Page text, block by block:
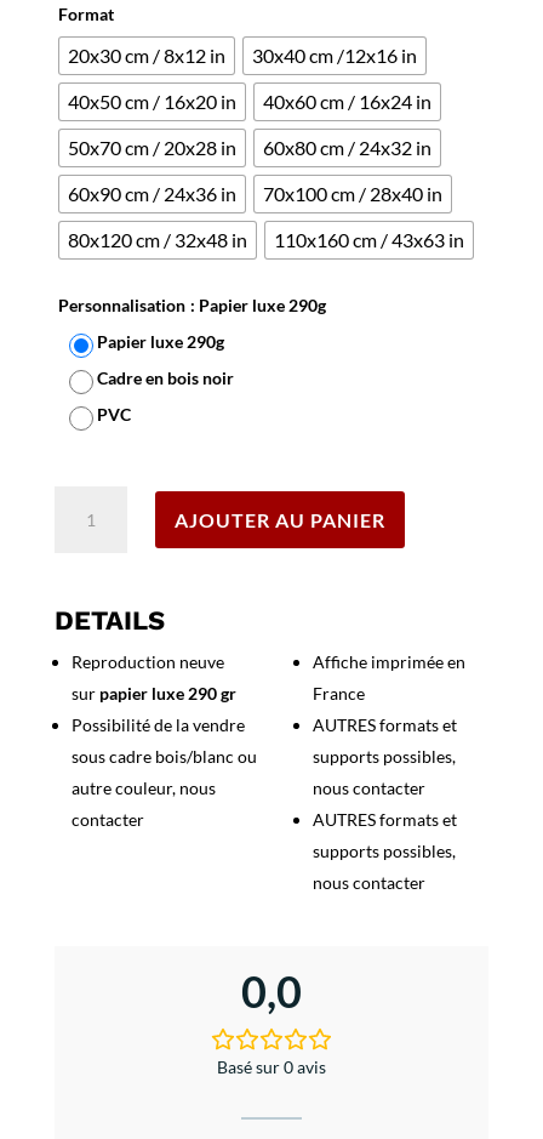
Format
20x30 cm / 8x12 in
30x40 cm /12x16 in
40x50 cm / 16x20 in
40x60 cm / 16x24 in
50x70 cm / 20x28 in
60x80 cm / 24x32 in
60x90 cm / 24x36 in
70x100 cm / 28x40 in
80x120 cm / 32x48 in
110x160 cm / 43x63 in
Personnalisation : Papier luxe 290g
Papier luxe 290g
Cadre en bois noir
PVC
Ile
Mer
Bretagne
AJOUTER AU PANIER
DETAILS
Reproduction neuve
sur papier luxe 290 gr
Possibilité de la vendre
sous cadre bois/blanc ou
autre couleur, nous
contacter
Affiche imprimée en
France
AUTRES formats et
supports possibles,
nous contacter
AUTRES formats et
supports possibles,
nous contacter
0,0
Basé sur 0 avis